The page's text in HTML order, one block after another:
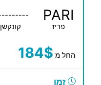
PARI
פריז
החל מ 184$
זמן